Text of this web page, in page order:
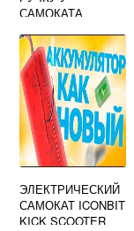
САМОКАТА
ЭЛЕКТРИЧЕСКИЙ
САМОКАТ ICONBIT
KICK SCOOTER